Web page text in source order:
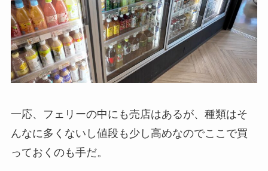
一応、フェリーの中にも売店はあるが、種類はそ
んなに多くないし値段も少し高めなのでここで買
っておくのも手だ。